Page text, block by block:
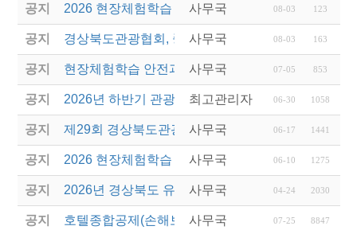
공지 2026 현장체험학습 안전과정(신규. 재강습) 교육 성
사무국 08-03 123
공지 경상북도관광협회, 중국 단동 해외여행상품 개발 팸
사무국 08-03 163
공지 현장체험학습 안전과정(신규/재강습) 안내
사무국 07-05 853
공지 2026년 하반기 관광진흥개발기금 융자 시행 안내
최고관리자 06-30 1058
공지 제29회 경상북도관광기념품공모전 개최
사무국 06-17 1441
공지 2026 현장체험학습 안전과정(신규.재강습)
사무국 06-10 1275
공지 2026년 경상북도 유니크베뉴를 활용한 MICE행사
사무국 04-24 2030
공지 호텔종합공제(손해보험) 서비스 안내
사무국 07-25 8847